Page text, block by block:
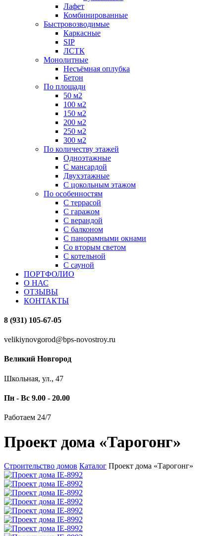
Лафет
Комбинированные
Быстровозводимые
Каркасные
SIP
ЛСТК
Монолитные
Несъёмная оплубка
Бетон
По площади
50 м2
100 м2
150 м2
200 м2
250 м2
300 м2
По количеству этажей
Одноэтажные
С мансардой
Двухэтажные
С цокольным этажом
По особенностям
С террасой
С гаражом
С верандой
С балконом
С панорамными окнами
Со вторым светом
С котельной
С сауной
ПОРТФОЛИО
О НАС
ОТЗЫВЫ
КОНТАКТЫ
8 (931) 105-67-05
velikiynovgorod@bps-novostroy.ru
Великий Новгород
Школьная, ул., 47
Пн - Вс 9.00 - 20.00
Работаем 24/7
Проект дома «Тарогонг»
Строительство домов Каталог Проект дома «Тарогонг»